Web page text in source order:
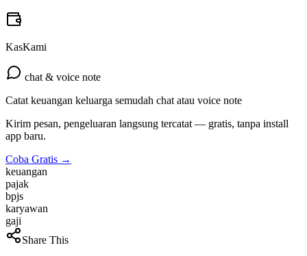
KasKami
chat & voice note
Catat keuangan keluarga semudah chat atau voice note
Kirim pesan, pengeluaran langsung tercatat — gratis, tanpa install
app baru.
Coba Gratis →
keuangan
pajak
bpjs
karyawan
gaji
Share This